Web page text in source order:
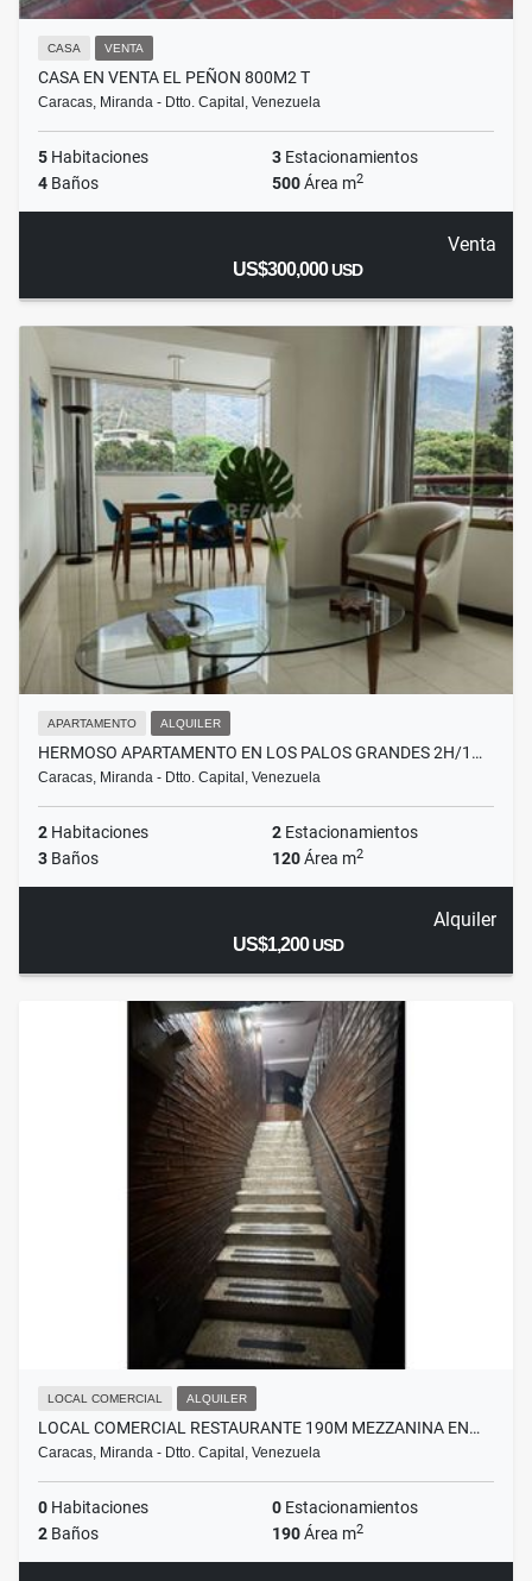
CASA VENTA
CASA EN VENTA EL PEÑON 800M2 T
Caracas, Miranda - Dtto. Capital, Venezuela
5 Habitaciones 3 Estacionamientos
4 Baños 500Área m2
Venta
US$300,000USD
APARTAMENTO ALQUILER
HERMOSO APARTAMENTO EN LOS PALOS GRANDES 2H/1…
Caracas, Miranda - Dtto. Capital, Venezuela
2 Habitaciones 2 Estacionamientos
3 Baños 120Área m2
Alquiler
US$1,200USD
LOCAL COMERCIAL ALQUILER
LOCAL COMERCIAL RESTAURANTE 190M MEZZANINA EN…
Caracas, Miranda - Dtto. Capital, Venezuela
0 Habitaciones 0 Estacionamientos
2 Baños 190Área m2